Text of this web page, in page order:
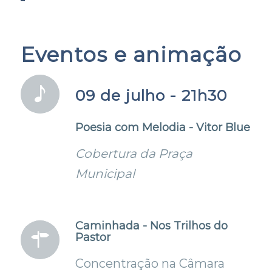
Eventos e animação
09 de julho - 21h30
Poesia com Melodia - Vitor Blue
Cobertura da Praça
Municipal
Caminhada - Nos Trilhos do
Pastor
Concentração na Câmara